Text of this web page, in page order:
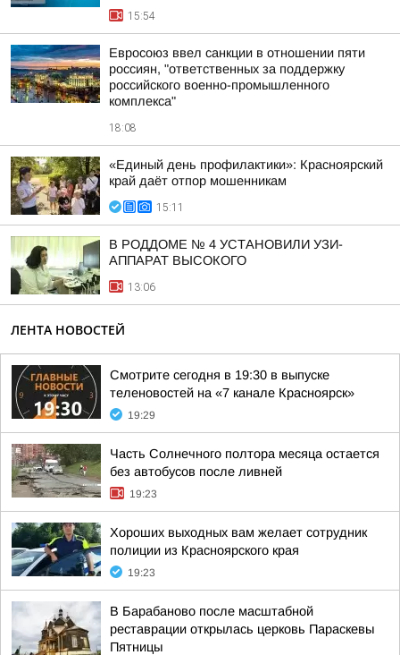
15:54
Евросоюз ввел санкции в отношении пяти
россиян, "ответственных за поддержку
российского военно-промышленного
комплекса"
18:08
«Единый день профилактики»: Красноярский
край даёт отпор мошенникам
15:11
В РОДДОМЕ № 4 УСТАНОВИЛИ УЗИ-
АППАРАТ ВЫСОКОГО
13:06
ЛЕНТА НОВОСТЕЙ
Смотрите сегодня в 19:30 в выпуске
теленовостей на «7 канале Красноярск»
19:29
Часть Солнечного полтора месяца остается
без автобусов после ливней
19:23
Хороших выходных вам желает сотрудник
полиции из Красноярского края
19:23
В Барабаново после масштабной
реставрации открылась церковь Параскевы
Пятницы